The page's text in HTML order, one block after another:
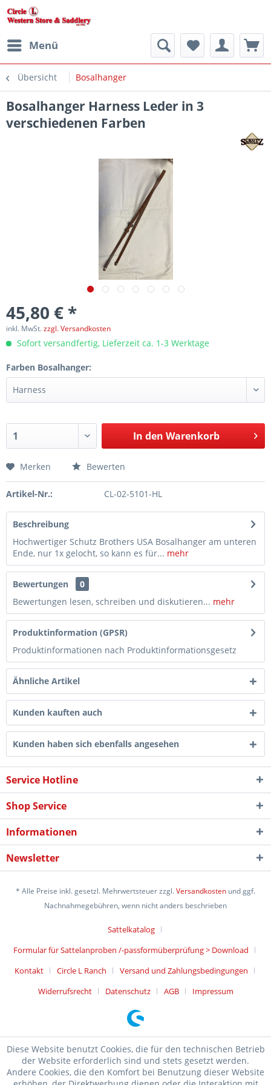
Menü
Übersicht Bosalhanger
Bosalhanger Harness Leder in 3
verschiedenen Farben
45,80 € *
inkl. MwSt.zzgl. Versandkosten
Sofort versandfertig, Lieferzeit ca. 1-3 Werktage
Farben Bosalhanger:
In den Warenkorb
Merken Bewerten
Artikel-Nr.: CL-02-5101-HL
Beschreibung
Hochwertiger Schutz Brothers USA Bosalhanger am unteren
Ende, nur 1x gelocht, so kann es für... mehr
Bewertungen
0
Bewertungen lesen, schreiben und diskutieren... mehr
Produktinformation (GPSR)
Produktinformationen nach Produktinformationsgesetz
Ähnliche Artikel
Kunden kauften auch
Kunden haben sich ebenfalls angesehen
Service Hotline
Shop Service
Informationen
Newsletter
* Alle Preise inkl. gesetzl. Mehrwertsteuer zzgl.Versandkosten und ggf.
Nachnahmegebühren, wenn nicht anders beschrieben
Sattelkatalog
Formular für Sattelanproben /-passformüberprüfung > Download
Kontakt
Circle L Ranch
Versand und Zahlungsbedingungen
Widerrufsrecht
Datenschutz AGB Impressum
Diese Website benutzt Cookies, die für den technischen Betrieb
der Website erforderlich sind und stets gesetzt werden.
Andere Cookies, die den Komfort bei Benutzung dieser Website